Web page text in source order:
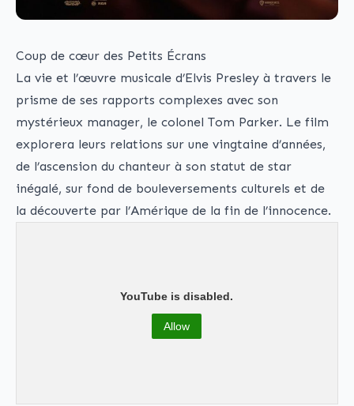
Coup de cœur des Petits Écrans
La vie et l’œuvre musicale d’Elvis Presley à travers le
prisme de ses rapports complexes avec son
mystérieux manager, le colonel Tom Parker. Le film
explorera leurs relations sur une vingtaine d’années,
de l’ascension du chanteur à son statut de star
inégalé, sur fond de bouleversements culturels et de
la découverte par l’Amérique de la fin de l’innocence.
YouTube is disabled.
Allow